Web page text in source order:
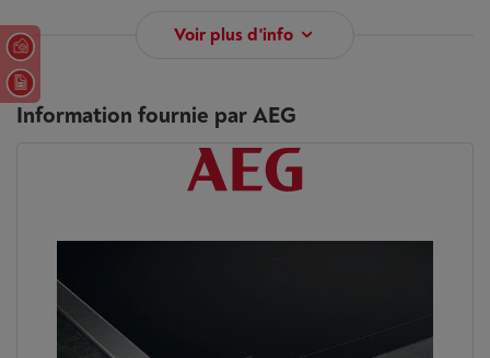
Voir plus d'info
Information fournie par AEG